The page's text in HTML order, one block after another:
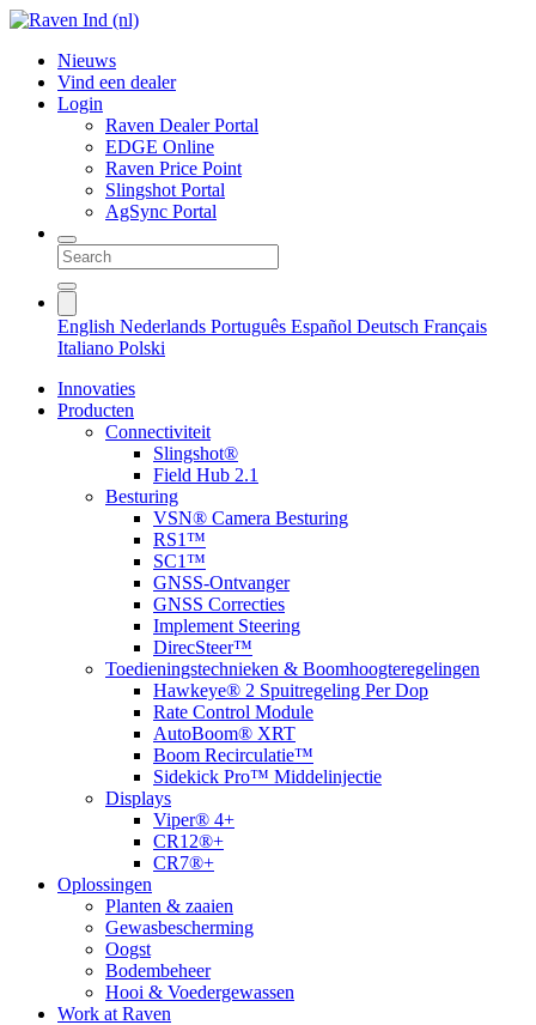
Nieuws
Vind een dealer
Login
Raven Dealer Portal
EDGE Online
Raven Price Point
Slingshot Portal
AgSync Portal
English Nederlands Português Español Deutsch Français
Italiano Polski
Innovaties
Producten
Connectiviteit
Slingshot®
Field Hub 2.1
Besturing
VSN® Camera Besturing
RS1™
SC1™
GNSS-Ontvanger
GNSS Correcties
Implement Steering
DirecSteer™
Toedieningstechnieken & Boomhoogteregelingen
Hawkeye® 2 Spuitregeling Per Dop
Rate Control Module
AutoBoom® XRT
​Boom Recirculatie™
Sidekick Pro™ Middelinjectie
Displays
Viper® 4+
CR12®+
CR7®+
Oplossingen
Planten & zaaien
Gewasbescherming
Oogst
Bodembeheer
Hooi & Voedergewassen
Work at Raven